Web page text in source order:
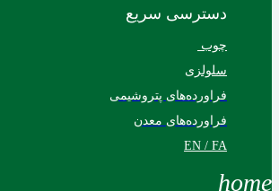
دسترسی سریع
چوب
سلولزی
فراورده‌های پتروشیمی
فراورده‌های معدن
EN / FA
home